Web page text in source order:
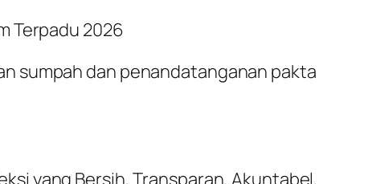
Terpadu 2026
sumpah dan penandatanganan pakta